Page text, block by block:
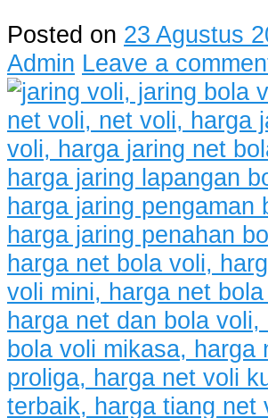
Posted on 23 Agustus
Admin Leave a